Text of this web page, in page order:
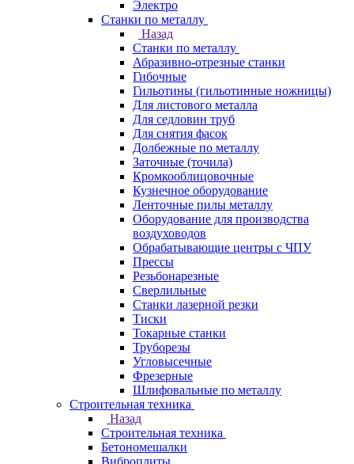
Электро
Станки по металлу
Назад
Станки по металлу
Абразивно-отрезные станки
Гибочные
Гильотины (гильотинные ножницы)
Для листового металла
Для седловин труб
Для снятия фасок
Долбежные по металлу
Заточные (точила)
Кромкооблицовочные
Кузнечное оборудование
Ленточные пилы металлу
Оборудование для производства
воздуховодов
Обрабатывающие центры с ЧПУ
Прессы
Резьбонарезные
Сверлильные
Станки лазерной резки
Тиски
Токарные станки
Труборезы
Угловысечные
Фрезерные
Шлифовальные по металлу
Строительная техника
Назад
Строительная техника
Бетономешалки
Виброплиты